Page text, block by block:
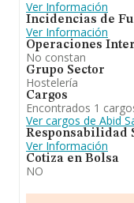
Ver Información
Incidencias de
Ver Información
Operaciones
No constan
Grupo Sector
Hostelería
Cargos
Encontrados 1
Ver cargos de Abid
Responsabilidad
Ver Información
Cotiza en Bolsa
NO